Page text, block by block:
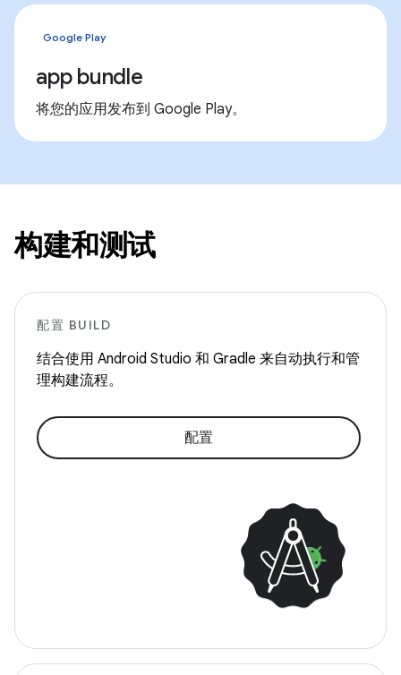
Google Play
app bundle
将您的应用发布到 Google Play。
构建和测试
配置 BUILD
结合使用 Android Studio 和 Gradle 来自动执行和管
理构建流程。
配置